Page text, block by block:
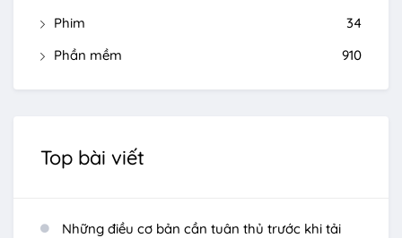
Phim
34
Phần mềm
910
Top bài viết
Những điều cơ bản cần tuân thủ trước khi tải